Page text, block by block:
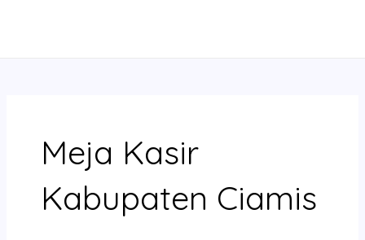
Meja Kasir
Kabupaten Ciamis